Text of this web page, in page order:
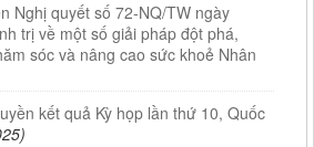
Nghị quyết số 72-NQ/TW ngày
trị về một số giải pháp đột phá,
sóc và nâng cao sức khoẻ Nhân
kết quả Kỳ họp lần thứ 10, Quốc